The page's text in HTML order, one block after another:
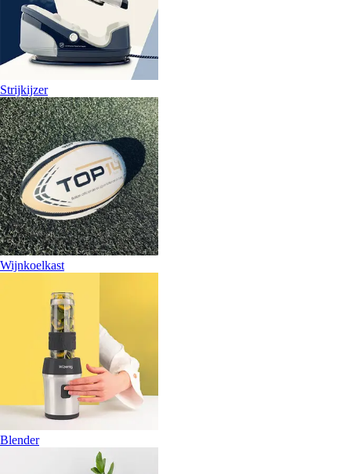
Strijkijzer
Wijnkoelkast
Blender